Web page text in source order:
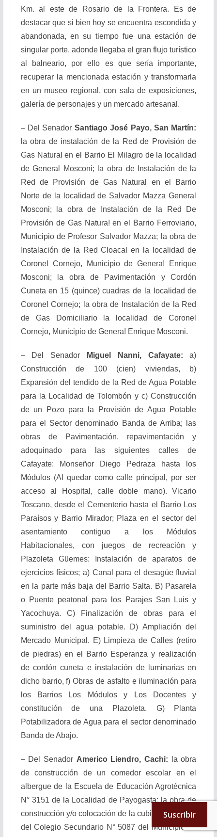
Km. al este de Rosario de la Frontera. Es de
destacar que si bien hoy se encuentra escondida y
abandonada, en su tiempo fue una estación de
singular porte, adonde llegaba el gran flujo turístico
al balneario, por ello es que sería importante,
recuperar la mencionada estación y transformarla
en un museo regional, con sala de exposiciones,
galería de personajes y un mercado artesanal.
– Del Senador Santiago José Payo, San Martín:
la obra de instalación de la Red de Provisión de
Gas Natural en el Barrio El Milagro de la localidad
de General Mosconi; la obra de Instalación de la
Red de Provisión de Gas Natural en el Barrio
Norte de la localidad de Salvador Mazza General
Mosconi; la obra de Instalación de la Red De
Provisión de Gas Natura! en el Barrio Ferroviario,
Municipio de Profesor Salvador Mazza; la obra de
Instalación de la Red Cloacal en la localidad de
Coronel Cornejo, Municipio de Genera! Enrique
Mosconi; la obra de Pavimentación y Cordón
Cuneta en 15 (quince) cuadras de la localidad de
Coronel Cornejo; la obra de Instalación de la Red
de Gas Domiciliario la localidad de Coronel
Cornejo, Municipio de Genera! Enrique Mosconi.
– Del Senador Miguel Nanni, Cafayate: a)
Construcción de 100 (cien) viviendas, b)
Expansión del tendido de la Red de Agua Potable
para la Localidad de Tolombón y c) Construcción
de un Pozo para la Provisión de Agua Potable
para el Sector denominado Banda de Arriba; las
obras de Pavimentación, repavimentación y
adoquinado para las siguientes calles de
Cafayate: Monseñor Diego Pedraza hasta los
Módulos (Al quedar como calle principal, por ser
acceso al Hospital, calle doble mano). Vicario
Toscano, desde el Cementerio hasta el Barrio Los
Paraísos y Barrio Mirador; Plaza en el sector del
asentamiento contiguo a los Módulos
Habitacionales, con juegos de recreación y
Plazoleta Güemes: Instalación de aparatos de
ejercicios físicos; a) Canal para el desagüe fluvial
en la parte más baja del Barrio Salta. B) Pasarela
o Puente peatonal para los Parajes San Luis y
Yacochuya. C) Finalización de obras para el
suministro del agua potable. D) Ampliación del
Mercado Municipal. E) Limpieza de Calles (retiro
de piedras) en el Barrio Esperanza y realización
de cordón cuneta e instalación de luminarias en
dicho barrio, f) Obras de asfalto e iluminación para
los Barrios Los Módulos y Los Docentes y
constitución de una Plazoleta. G) Planta
Potabilizadora de Agua para el sector denominado
Banda de Abajo.
– Del Senador Americo Liendro, Cachi: la obra
de construcción de un comedor escolar en el
albergue de la Escuela de Educación Agrotécnica
N° 3151 de la Localidad de Payogasta; la obra de
construcción y/o colocación de la cubierta del patio
del Colegio Secundario N° 5087 del Municipio de
Suscribir